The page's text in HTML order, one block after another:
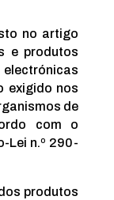
no artigo
e produtos
exigido nos
de
com o
Lei n.º 290-
produtos